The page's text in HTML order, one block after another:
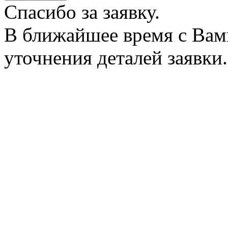
Спасибо за заявку.
В ближайшее время с
уточнения деталей заявки.